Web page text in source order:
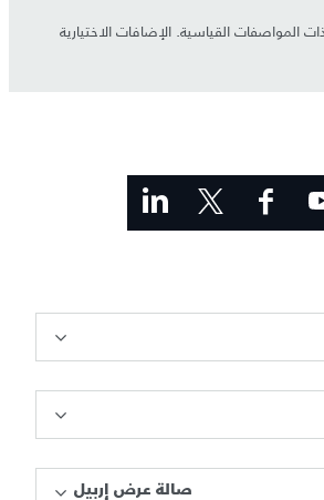
المواصفات القياسية. الإضافات الاختيارية
صالة عرض إربيل